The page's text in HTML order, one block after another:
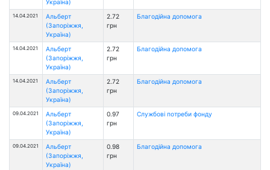
Україна)
14.04.2021
Альберт
(Запоріжжя,
Україна)
2.72
грн
Благодійна допомога
14.04.2021
Альберт
(Запоріжжя,
Україна)
2.72
грн
Благодійна допомога
14.04.2021
Альберт
(Запоріжжя,
Україна)
2.72
грн
Благодійна допомога
09.04.2021
Альберт
(Запоріжжя,
Україна)
0.97
грн
Службові потреби фонду
09.04.2021
Альберт
(Запоріжжя,
Україна)
0.98
грн
Благодійна допомога